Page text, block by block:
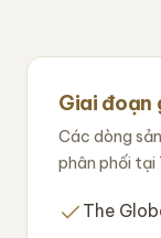
Giai đoạn
Các dòng
phân phối tại
The